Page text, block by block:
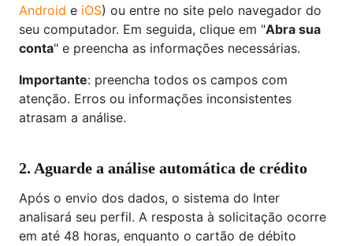
Android e iOS) ou entre no site pelo navegador do
seu computador. Em seguida, clique em "Abra sua
conta" e preencha as informações necessárias.
Importante: preencha todos os campos com
atenção. Erros ou informações inconsistentes
atrasam a análise.
2. Aguarde a análise automática de crédito
Após o envio dos dados, o sistema do Inter
analisará seu perfil. A resposta à solicitação ocorre
em até 48 horas, enquanto o cartão de débito